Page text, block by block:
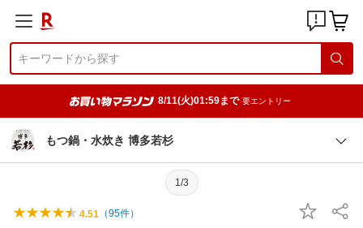
8/11(火)01:59まで 要エントリー
もつ鍋・水炊き 博多若杉
1/3
4.51 （95件）